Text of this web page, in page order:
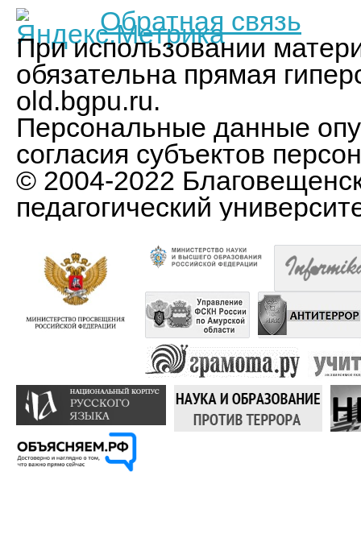
Обратная связь
При использовании
обязательна прямая
old.bgpu.ru.
Персональные данные
согласия субъектов
© 2004-2022
педагогический